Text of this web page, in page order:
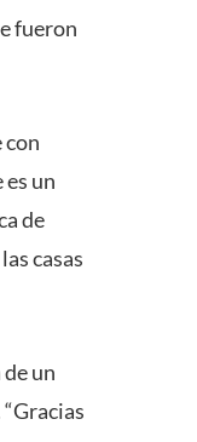
fueron
con
un
de
casas
un